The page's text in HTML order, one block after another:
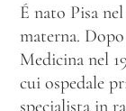
É nato Pisa
materna.
Medicina nel
cui ospedale
specialista in